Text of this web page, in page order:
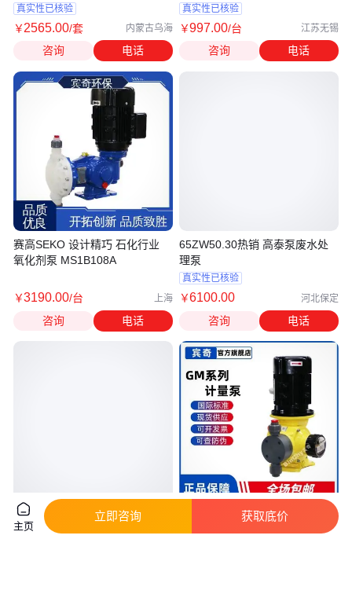
真实性已核验
￥2565.00/套 内蒙古乌海
咨询 电话
赛高SEKO 设计精巧 石化行业
氧化剂泵 MS1B108A
￥3190.00/台 上海
咨询 电话
32ZW5.20热销 高泰泵废水处理
泵
A1R
真实性已核验
￥997.00/台 江苏无锡
咨询 电话
65ZW50.30热销 高泰泵废水处
理泵
真实性已核验
￥6100.00 河北保定
咨询 电话
米顿罗泵选型GM机械泵
GM0002PQ~GM0050PQ阻垢剂
主页
立即咨询 获取底价